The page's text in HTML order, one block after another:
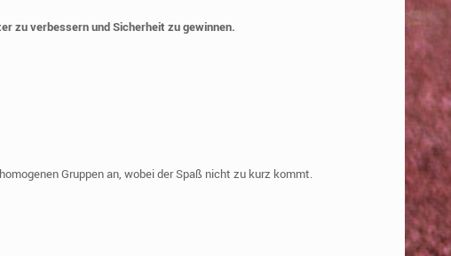
zu verbessern und Sicherheit zu gewinnen.
Gruppen an, wobei der Spaß nicht zu kurz kommt.